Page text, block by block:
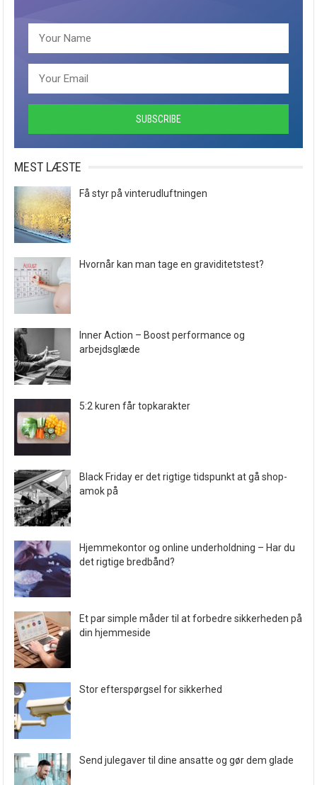
MEST LÆSTE
Få styr på vinterudluftningen
Hvornår kan man tage en graviditetstest?
Inner Action – Boost performance og
arbejdsglæde
5:2 kuren får topkarakter
Black Friday er det rigtige tidspunkt at gå shop-
amok på
Hjemmekontor og online underholdning – Har du
det rigtige bredbånd?
Et par simple måder til at forbedre sikkerheden på
din hjemmeside
Stor efterspørgsel for sikkerhed
Send julegaver til dine ansatte og gør dem glade